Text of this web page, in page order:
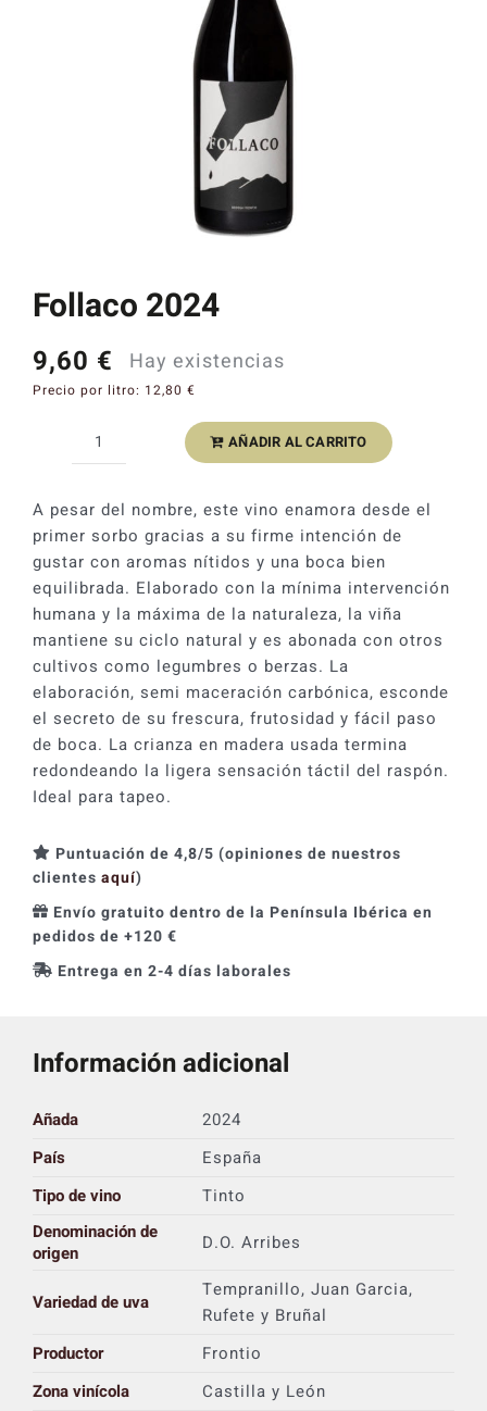
Follaco 2024
9,60 € Hay existencias
Precio por litro: 12,80 €
Follaco
cantidad
AÑADIR AL CARRITO
A pesar del nombre, este vino enamora desde el
primer sorbo gracias a su firme intención de
gustar con aromas nítidos y una boca bien
equilibrada. Elaborado con la mínima intervención
humana y la máxima de la naturaleza, la viña
mantiene su ciclo natural y es abonada con otros
cultivos como legumbres o berzas. La
elaboración, semi maceración carbónica, esconde
el secreto de su frescura, frutosidad y fácil paso
de boca. La crianza en madera usada termina
redondeando la ligera sensación táctil del raspón.
Ideal para tapeo.
Puntuación de 4,8/5 (opiniones de nuestros
clientes aquí)
Envío gratuito dentro de la Península Ibérica en
pedidos de +120 €
Entrega en 2-4 días laborales
Información adicional
Añada
2024
País
España
Tipo de vino
Tinto
Denominación de
origen
D.O. Arribes
Variedad de uva
Tempranillo, Juan Garcia,
Rufete y Bruñal
Productor
Frontio
Zona vinícola
Castilla y León